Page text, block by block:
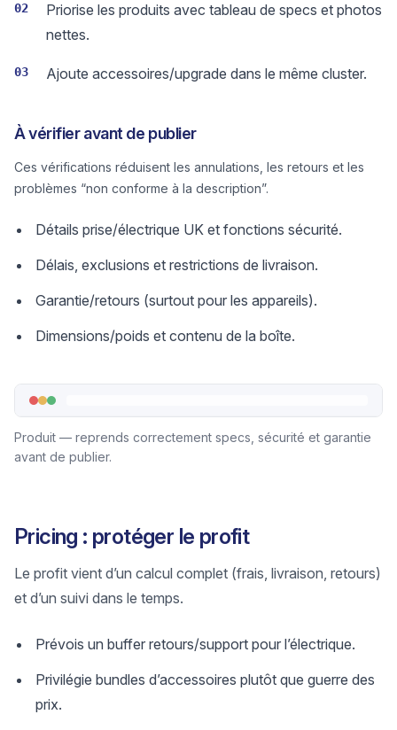
02
Priorise les produits avec tableau de specs et photos
nettes.
03 Ajoute accessoires/upgrade dans le même cluster.
À vérifier avant de publier
Ces vérifications réduisent les annulations, les retours et les
problèmes “non conforme à la description”.
Détails prise/électrique UK et fonctions sécurité.
Délais, exclusions et restrictions de livraison.
Garantie/retours (surtout pour les appareils).
Dimensions/poids et contenu de la boîte.
Produit — reprends correctement specs, sécurité et garantie
avant de publier.
Pricing : protéger le profit
Le profit vient d’un calcul complet (frais, livraison, retours)
et d’un suivi dans le temps.
Prévois un buffer retours/support pour l’électrique.
Privilégie bundles d’accessoires plutôt que guerre des
prix.